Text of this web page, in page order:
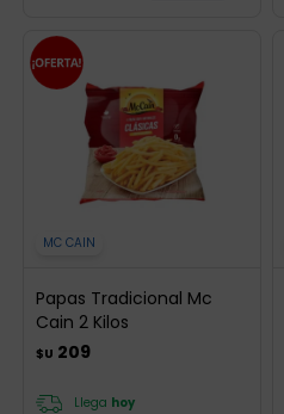
MC CAIN
Papas Tradicional Mc
Cain 2 Kilos
$U 209
Llega hoy